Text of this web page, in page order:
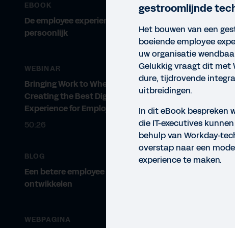
EBOOK
De employee experience wordt
persoonlijk
WEBINAR
Bringing Work to Where It Occurs:
Creating the Best Digital
Experience for Employees
50:26
BLOG
Een betere employee experience
ontwikkelen
WEBPAGINA
gestroomlijnde
Het bouwen van een
boeiende employee
uw organisatie
Gelukkig vraagt dit met
dure, tijdrovende
uitbreidingen.
In dit eBook bespreken
die IT-executives
behulp van Workday-
overstap naar een
experience te maken.